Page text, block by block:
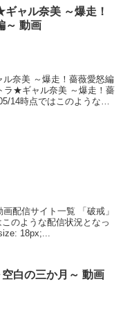
ャル奈美 ～爆走！
～ 動画
奈美 ～爆走！薔薇愛怒編
ラ★ギャル奈美 ～爆走！薔
14時点ではこのような配
配信サイト一覧 「破戒」
のような配信状況となっ
18px;...
空白の三か月～ 動画